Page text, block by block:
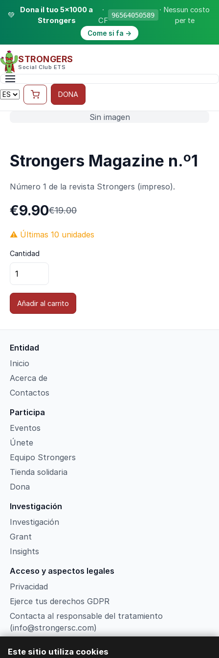
💚
Dona il tuo 5×1000 a
Strongers
·
CF
96564050589
· Nessun costo
per te
Come si fa →
STRONGERS
Social Club ETS
DONA
Sin imagen
Strongers Magazine n.º1
Número 1 de la revista Strongers (impreso).
€9.90€19.00
⚠ Últimas 10 unidades
Cantidad
Añadir al carrito
Entidad
Inicio
Acerca de
Contactos
Participa
Eventos
Únete
Equipo Strongers
Tienda solidaria
Dona
Investigación
Investigación
Grant
Insights
Acceso y aspectos legales
Privacidad
Ejerce tus derechos GDPR
Contacta al responsable del tratamiento
(info@strongersc.com)
Este sitio utiliza cookies